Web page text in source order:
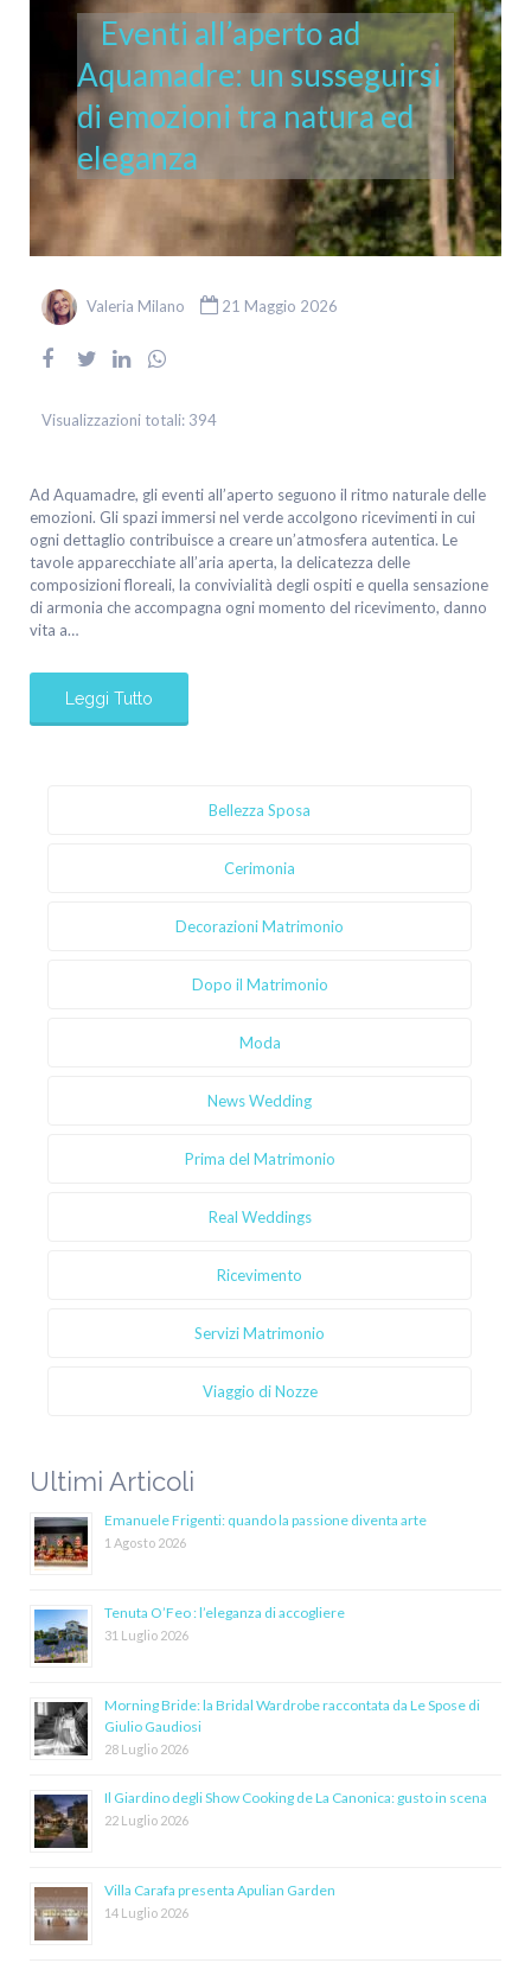
Eventi all’aperto ad
Aquamadre: un susseguirsi
di emozioni tra natura ed
eleganza
Valeria Milano 21 Maggio 2026
Visualizzazioni totali: 394
Ad Aquamadre, gli eventi all’aperto seguono il ritmo naturale delle
emozioni. Gli spazi immersi nel verde accolgono ricevimenti in cui
ogni dettaglio contribuisce a creare un’atmosfera autentica. Le
tavole apparecchiate all’aria aperta, la delicatezza delle
composizioni floreali, la convivialità degli ospiti e quella sensazione
di armonia che accompagna ogni momento del ricevimento, danno
vita a…
Leggi Tutto
Bellezza Sposa
Cerimonia
Decorazioni Matrimonio
Dopo il Matrimonio
Moda
News Wedding
Prima del Matrimonio
Real Weddings
Ricevimento
Servizi Matrimonio
Viaggio di Nozze
Ultimi Articoli
Emanuele Frigenti: quando la passione diventa arte
1 Agosto 2026
Tenuta O’Feo : l’eleganza di accogliere
31 Luglio 2026
Morning Bride: la Bridal Wardrobe raccontata da Le Spose di
Giulio Gaudiosi
28 Luglio 2026
Il Giardino degli Show Cooking de La Canonica: gusto in scena
22 Luglio 2026
Villa Carafa presenta Apulian Garden
14 Luglio 2026